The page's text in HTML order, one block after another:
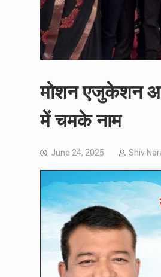
मोशन एजुकेशन
में चमके नाम
June 24, 2025 Shiv